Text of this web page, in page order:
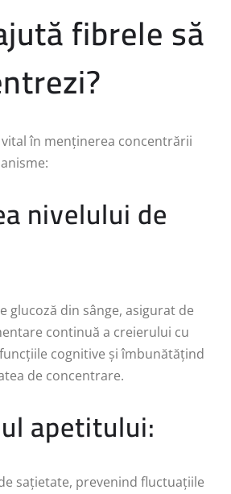
fibrele să
în menținerea concentrării
nivelului de
glucoză din sânge, asigurat de
continuă a creierului cu
cognitive și îmbunătățind
de concentrare.
apetitului:
sațietate, prevenind fluctuațiile